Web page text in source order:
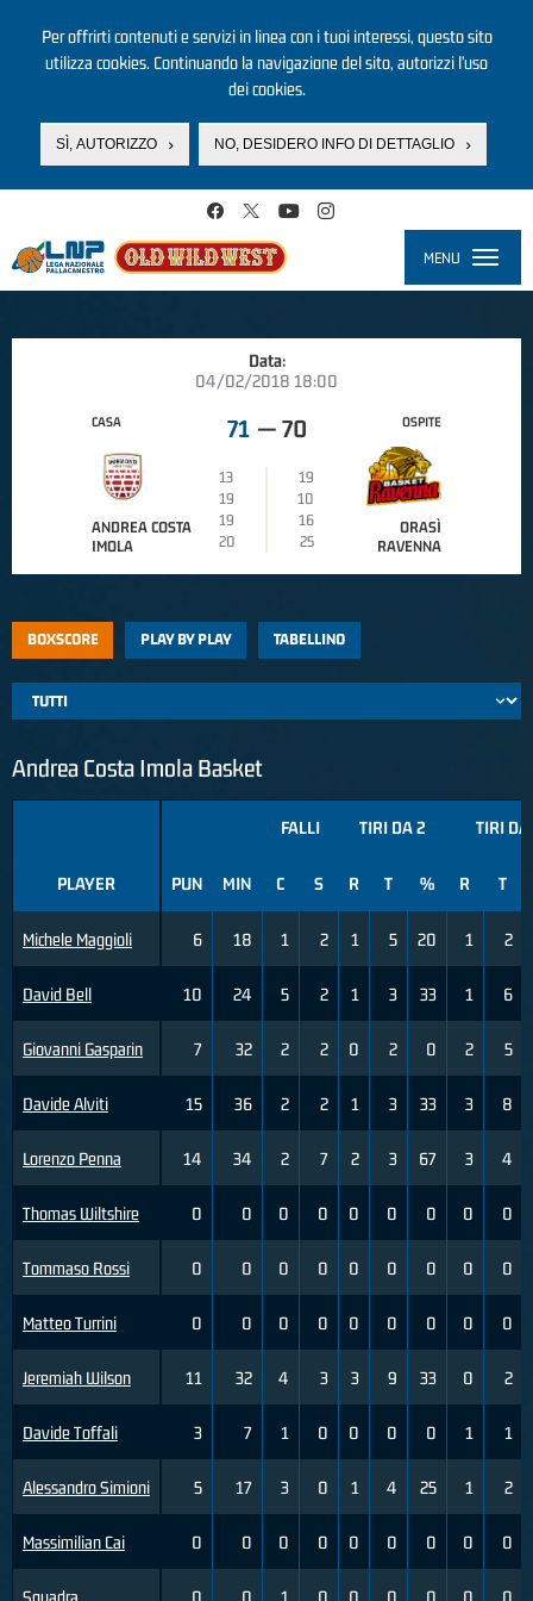
Per offrirti contenuti e servizi in linea con i tuoi interessi, questo sito
utilizza cookies. Continuando la navigazione del sito, autorizzi l’uso
dei cookies.
SÌ, AUTORIZZO NO, DESIDERO INFO DI DETTAGLIO
MENU
Data:
04/02/2018 18:00
CASA
ANDREA COSTA
IMOLA
71 — 70
13
19
19
10
19
16
20
25
OSPITE
ORASÌ
RAVENNA
BOXSCORE PLAY BY PLAY TABELLINO
Andrea Costa Imola Basket
PLAYER
Michele Maggioli
David Bell
Giovanni Gasparin
Davide Alviti
Lorenzo Penna
Thomas Wiltshire
Tommaso Rossi
Matteo Turrini
Jeremiah Wilson
Davide Toffali
Alessandro Simioni
Massimilian Cai
FALLI TIRI DA 2 TIRI
PUN MIN C S R T % R T
6 18 1 2 1 5 20 1 2
10 24 5 2 1 3 33 1 6
7 32 2 2 0 2 0 2 5
15 36 2 2 1 3 33 3 8
14 34 2 7 2 3 67 3 4
0 0 0 0 0 0 0 0 0
0 0 0 0 0 0 0 0 0
0 0 0 0 0 0 0 0 0
11 32 4 3 3 9 33 0 2
3 7 1 0 0 0 0 1 1
5 17 3 0 1 4 25 1 2
0 0 0 0 0 0 0 0 0